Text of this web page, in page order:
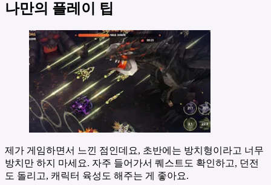
나만의 플레이 팁
제가 게임하면서 느낀 점인데요, 초반에는 방치형이라고 너무
방치만 하지 마세요. 자주 들어가서 퀘스트도 확인하고, 던전
도 돌리고, 캐릭터 육성도 해주는 게 좋아요.